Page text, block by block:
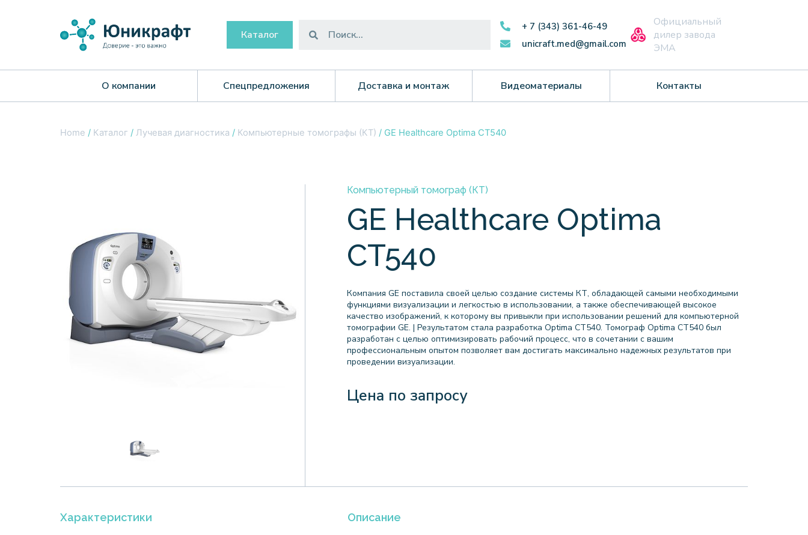
Каталог
+ 7 (343) 361-46-49
unicraft.med@gmail.com
Официальный
дилер завода
ЭМА
О компании Спецпредложения Доставка и монтаж Видеоматериалы Контакты
Home / Каталог / Лучевая диагностика / Компьютерные томографы (КТ) / GE Healthcare Optima CT540
Компьютерный томограф (КТ)
GE Healthcare Optima
CT540
Компания GE поставила своей целью создание системы КТ, обладающей самыми необходимыми
функциями визуализации и легкостью в использовании, а также обеспечивающей высокое
качество изображений, к которому вы привыкли при использовании решений для компьютерной
томографии GE. | Результатом стала разработка Optima CT540. Томограф Optima CT540 был
разработан с целью оптимизировать рабочий процесс, что в сочетании с вашим
профессиональным опытом позволяет вам достигать максимально надежных результатов при
проведении визуализации.
Цена по запросу
Характеристики Описание